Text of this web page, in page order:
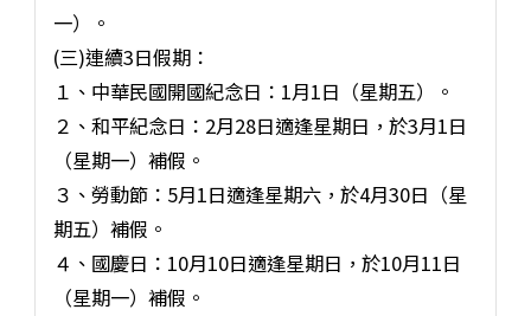
一）。
(三)連續3日假期：
１、中華民國開國紀念日：1月1日（星期五）。
２、和平紀念日：2月28日適逢星期日，於3月1日
（星期一）補假。
３、勞動節：5月1日適逢星期六，於4月30日（星
期五）補假。
４、國慶日：10月10日適逢星期日，於10月11日
（星期一）補假。